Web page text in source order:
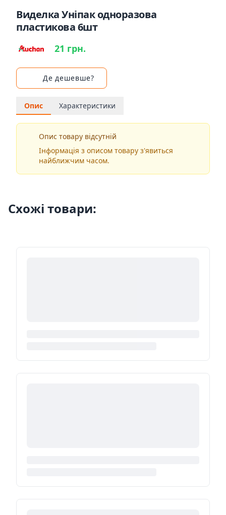
Виделка Уніпак одноразова
пластикова 6шт
21 грн.
Де дешевше?
Опис Характеристики
Опис товару відсутній
Інформація з описом товару з'явиться
найближчим часом.
Схожі товари: